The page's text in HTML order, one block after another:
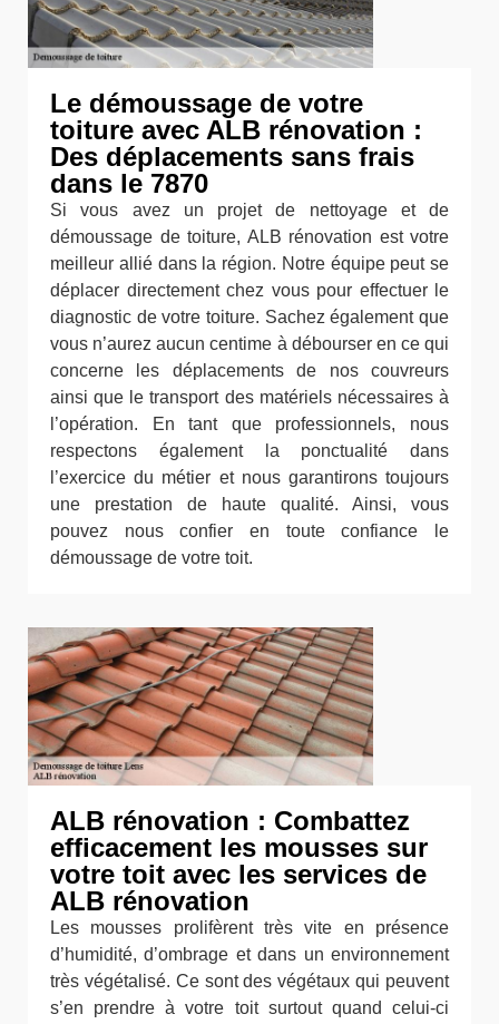
Le démoussage de votre
toiture avec ALB rénovation :
Des déplacements sans frais
dans le 7870
Si vous avez un projet de nettoyage et de
démoussage de toiture, ALB rénovation est votre
meilleur allié dans la région. Notre équipe peut se
déplacer directement chez vous pour effectuer le
diagnostic de votre toiture. Sachez également que
vous n’aurez aucun centime à débourser en ce qui
concerne les déplacements de nos couvreurs
ainsi que le transport des matériels nécessaires à
l’opération. En tant que professionnels, nous
respectons également la ponctualité dans
l’exercice du métier et nous garantirons toujours
une prestation de haute qualité. Ainsi, vous
pouvez nous confier en toute confiance le
démoussage de votre toit.
ALB rénovation : Combattez
efficacement les mousses sur
votre toit avec les services de
ALB rénovation
Les mousses prolifèrent très vite en présence
d’humidité, d’ombrage et dans un environnement
très végétalisé. Ce sont des végétaux qui peuvent
s’en prendre à votre toit surtout quand celui-ci